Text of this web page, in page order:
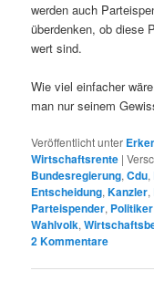
werden auch
überdenken, ob diese
wert sind.
Wie viel einfacher
man nur seinem
Veröffentlicht unter
Wirtschaftsrente |
Bundesregierung,Cdu,
Entscheidung,Kanzler,
Parteispender, Politiker
Wahlvolk,
2Kommentare